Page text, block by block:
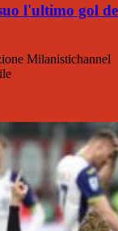
l'ultimo gol
Milanistichannel